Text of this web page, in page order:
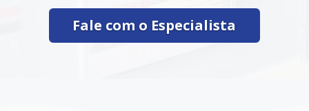
Fale com o Especialista